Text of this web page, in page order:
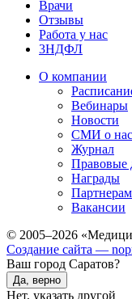
Врачи
Отзывы
Работа у нас
3НДФЛ
О компании
Вебинары
Новости
СМИ о нас
Журнал
Правовые
Награды
Партнерам
Вакансии
© 2005–2026
Создание сайта —
Ваш город Саратов?
Да, верно
Нет, указать другой